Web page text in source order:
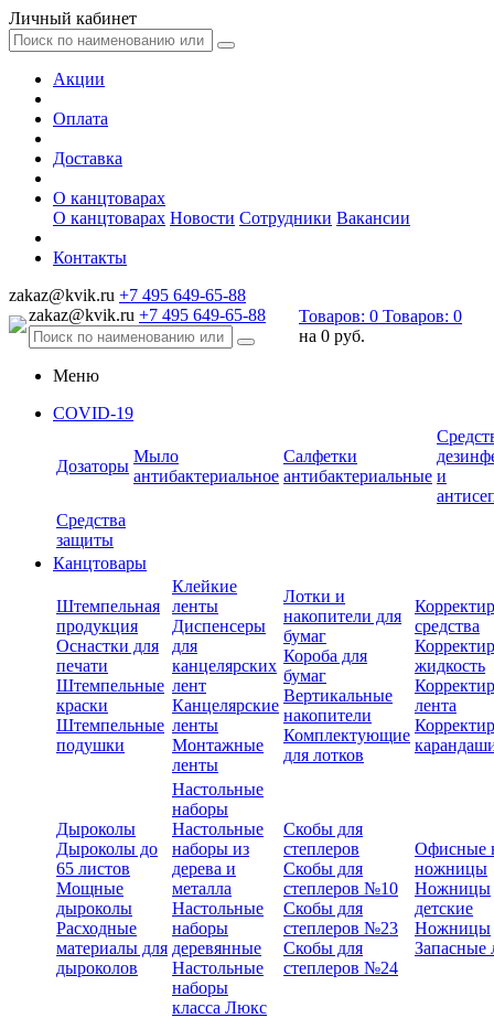
Личный кабинет
Акции
Оплата
Доставка
О канцтоварах
О канцтоварах Новости Сотрудники Вакансии
Контакты
zakaz@kvik.ru +7 495 649-65-88
zakaz@kvik.ru +7 495 649-65-88 Товаров: 0 Товаров: 0
на 0 руб.
Меню
COVID-19
Дозаторы
Мыло
антибактериальное
Салфетки
антибактериальные и
Средства
защиты
Канцтовары
Штемпельная
продукция
Оснастки для
печати
Штемпельные
краски
Штемпельные
подушки
Клейкие
ленты
Диспенсеры
для
канцелярских
лент
Канцелярские
ленты
Монтажные
ленты
Лотки и
накопители для
бумаг
Короба для
бумаг
Вертикальные
накопители
Комплектующие
для лотков
средства
жидкость
лента
Дыроколы
Дыроколы до
65 листов
Мощные
дыроколы
Расходные
материалы для
дыроколов
Настольные
наборы
Настольные
наборы из
дерева и
металла
Настольные
наборы
деревянные
Настольные
наборы
класса Люкс
Скобы для
степлеров
Скобы для
степлеров №10
Скобы для
степлеров №23
Скобы для
степлеров №24
Офисные
ножницы
Ножницы
детские
Ножницы
Запасные